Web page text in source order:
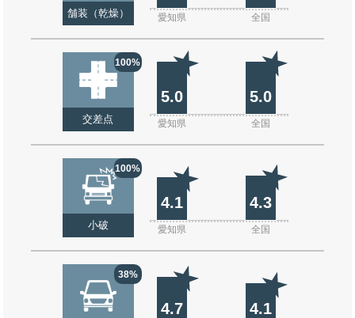
舗装（乾燥） 愛知県 全国
100%
交差点
5.0 5.0
愛知県 全国
100%
小破
4.1 4.3
愛知県 全国
38%
4.7 4.1